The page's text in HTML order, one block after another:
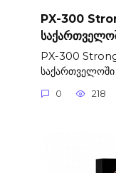
PX-300
PX-300
საქართველოში
0 218